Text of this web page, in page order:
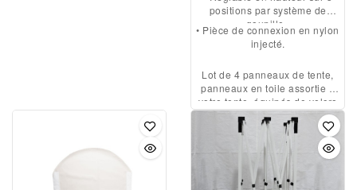
positions par système de
goupille.
• Pièce de connexion en nylon
injecté.
Lot de 4 panneaux de tente,
panneaux en toile assortie a
votre tente, équipés de velcro
et fermeture éclaire â chaque
angle.